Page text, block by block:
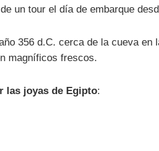
un tour el día de embarque
356 d.C. cerca de la cueva
magníficos frescos.
las joyas de Egipto: